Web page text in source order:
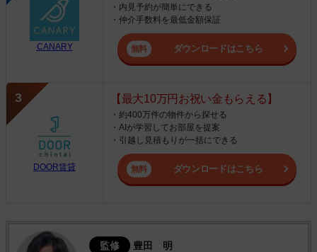
CANARY
・内見予約が簡単にできる
・仲介手数料を最低金額保証
ダウンロードはこちら
DOOR賃貸
【最大10万円お祝い金もらえる】
・約400万件の物件から探せる
・AIが学習してお部屋を提案
・引越し見積もりが一括にできる
ダウンロードはこちら
監修 豊田 明